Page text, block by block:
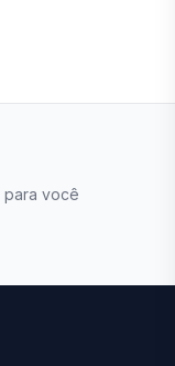
para você